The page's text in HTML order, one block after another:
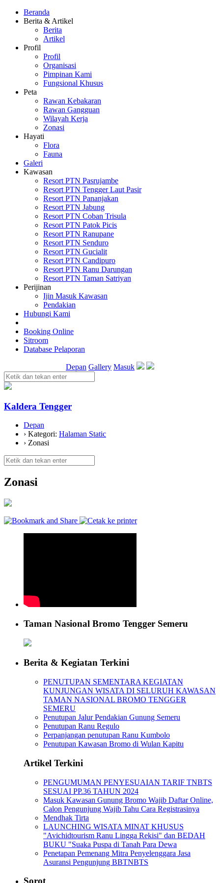
Beranda
Berita & Artikel
Berita
Artikel
Profil
Profil
Organisasi
Pimpinan Kami
Fungsional Khusus
Peta
Rawan Kebakaran
Rawan Gangguan
Wilayah Kerja
Zonasi
Hayati
Flora
Fauna
Galeri
Kawasan
Resort PTN Pasrujambe
Resort PTN Tengger Laut Pasir
Resort PTN Pananjakan
Resort PTN Jabung
Resort PTN Coban Trisula
Resort PTN Patok Picis
Resort PTN Ranupane
Resort PTN Senduro
Resort PTN Gucialit
Resort PTN Candipuro
Resort PTN Ranu Darungan
Resort PTN Taman Satriyan
Perijinan
Ijin Masuk Kawasan
Pendakian
Hubungi Kami
Booking Online
Sitroom
Database Pelaporan
Depan Gallery Masuk
Kaldera Tengger
Depan
› Kategori: Halaman Static
› Zonasi
Zonasi
Taman Nasional Bromo Tengger Semeru
Berita & Kegiatan Terkini
PENUTUPAN SEMENTARA KEGIATAN
KUNJUNGAN WISATA DI SELURUH KAWASAN
TAMAN NASIONAL BROMO TENGGER
SEMERU
Penutupan Jalur Pendakian Gunung Semeru
Penutupan Ranu Regulo
Perpanjangan penutupan Ranu Kumbolo
Penutupan Kawasan Bromo di Wulan Kapitu
Artikel Terkini
PENGUMUMAN PENYESUAIAN TARIF TNBTS
SESUAI PP.36 TAHUN 2024
Masuk Kawasan Gunung Bromo Wajib Daftar Online,
Calon Pengunjung Wajib Tahu Cara Registrasinya
Mendhak Tirta
LAUNCHING WISATA MINAT KHUSUS
"Avichidtourism Ranu Lingga Rekisi" dan BEDAH
BUKU "Suaka Puspa di Tanah Para Dewa
Penetapan Pemenang Mitra Penyelenggara Jasa
Asuransi Pengunjung BBTNBTS
Sorot